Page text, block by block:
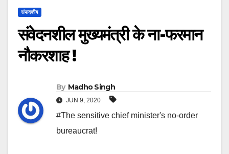
संपादकीय
संवेदनशील मुख्यमंत्री के ना-फरमान
नौकरशाह !
By Madho Singh
JUN 9, 2020
#The sensitive chief minister's no-order
bureaucrat!